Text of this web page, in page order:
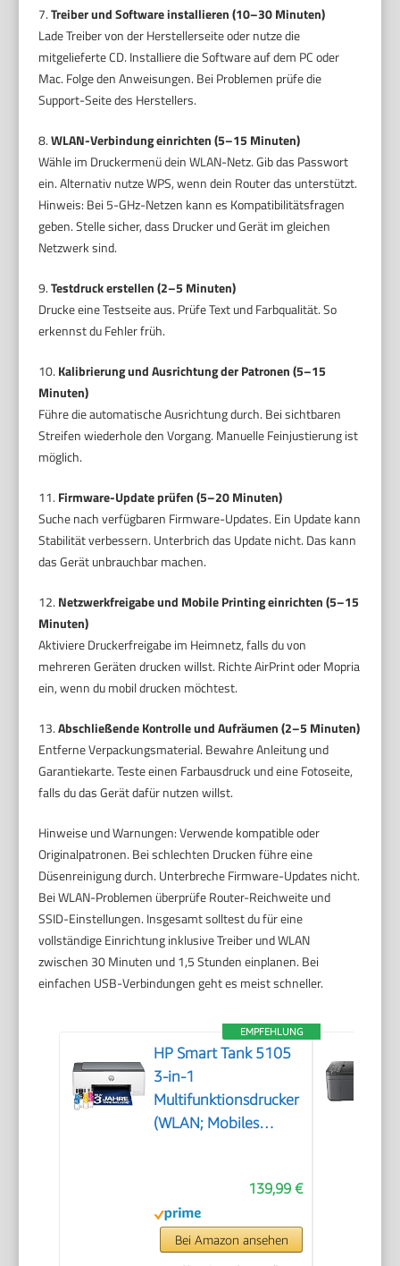
7.Treiber und Software installieren (10–30 Minuten)
Lade Treiber von der Herstellerseite oder nutze die
mitgelieferte CD. Installiere die Software auf dem PC oder
Mac. Folge den Anweisungen. Bei Problemen prüfe die
Support-Seite des Herstellers.
8.WLAN-Verbindung einrichten (5–15 Minuten)
Wähle im Druckermenü dein WLAN-Netz. Gib das Passwort
ein. Alternativ nutze WPS, wenn dein Router das unterstützt.
Hinweis: Bei 5-GHz-Netzen kann es Kompatibilitätsfragen
geben. Stelle sicher, dass Drucker und Gerät im gleichen
Netzwerk sind.
9.Testdruck erstellen (2–5 Minuten)
Drucke eine Testseite aus. Prüfe Text und Farbqualität. So
erkennst du Fehler früh.
10. Kalibrierung und Ausrichtung der Patronen (5–15
Minuten)
Führe die automatische Ausrichtung durch. Bei sichtbaren
Streifen wiederhole den Vorgang. Manuelle Feinjustierung ist
möglich.
11. Firmware-Update prüfen (5–20 Minuten)
Suche nach verfügbaren Firmware-Updates. Ein Update kann
Stabilität verbessern. Unterbrich das Update nicht. Das kann
das Gerät unbrauchbar machen.
12. Netzwerkfreigabe und Mobile Printing einrichten (5–15
Minuten)
Aktiviere Druckerfreigabe im Heimnetz, falls du von
mehreren Geräten drucken willst. Richte AirPrint oder Mopria
ein, wenn du mobil drucken möchtest.
13.Abschließende Kontrolle und Aufräumen (2–5 Minuten)
Entferne Verpackungsmaterial. Bewahre Anleitung und
Garantiekarte. Teste einen Farbausdruck und eine Fotoseite,
falls du das Gerät dafür nutzen willst.
Hinweise und Warnungen: Verwende kompatible oder
Originalpatronen. Bei schlechten Drucken führe eine
Düsenreinigung durch. Unterbreche Firmware-Updates nicht.
Bei WLAN-Problemen überprüfe Router-Reichweite und
SSID-Einstellungen. Insgesamt solltest du für eine
vollständige Einrichtung inklusive Treiber und WLAN
zwischen 30 Minuten und 1,5 Stunden einplanen. Bei
einfachen USB-Verbindungen geht es meist schneller.
EMPFEHLUNG
HP Smart Tank 5105
3-in-1
Multifunktionsdrucker
(WLAN; Mobiles
Jahre Garantie,
großer Tintentank,
hohe Reichweite,
Drucken in hoher
139,99 €
Bei Amazon ansehen